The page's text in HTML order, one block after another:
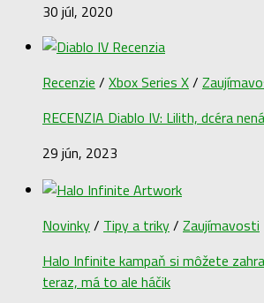
30 júl, 2020
Recenzie / Xbox Series X/
RECENZIA Diablo IV: Lilith, dcéra
29 jún, 2023
Novinky/ Tipy a triky/ Zaujímavosti
Halo Infinite kampaň si môžete
teraz, má to ale háčik